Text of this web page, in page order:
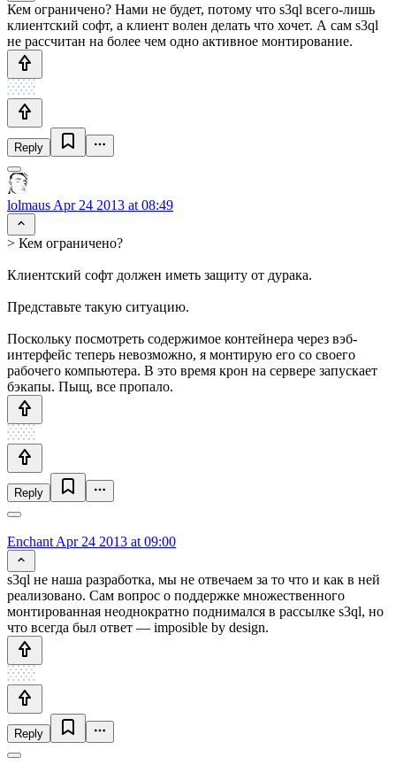
Кем ограничено? Нами не будет, потому что s3ql всего-лишь
клиентский софт, а клиент волен делать что хочет. А сам s3ql
не рассчитан на более чем одно активное монтирование.
Reply
lolmaus Apr 24 2013 at 08:49
> Кем ограничено?
Клиентский софт должен иметь защиту от дурака.
Представьте такую ситуацию.
Поскольку посмотреть содержимое контейнера через вэб-
интерфейс теперь невозможно, я монтирую его со своего
рабочего компьютера. В это время крон на сервере запускает
бэкапы. Пыщ, все пропало.
Reply
Enchant Apr 24 2013 at 09:00
s3ql не наша разработка, мы не отвечаем за то что и как в ней
реализовано. Сам вопрос о поддержке множественного
монтированная неоднократно поднимался в рассылке s3ql, но
что всегда был ответ — imposible by design.
Reply